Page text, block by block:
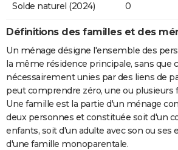
Solde naturel (2024) 0
Définitions des familles et des
Un ménage désigne l'ensemble des
la même résidence principale, sans que
nécessairement unies par des liens de
peut comprendre zéro, une ou plusieurs
Une famille est la partie d'un ménage
deux personnes et constituée soit d'un
enfants, soit d'un adulte avec son ou ses
d'une famille monoparentale.